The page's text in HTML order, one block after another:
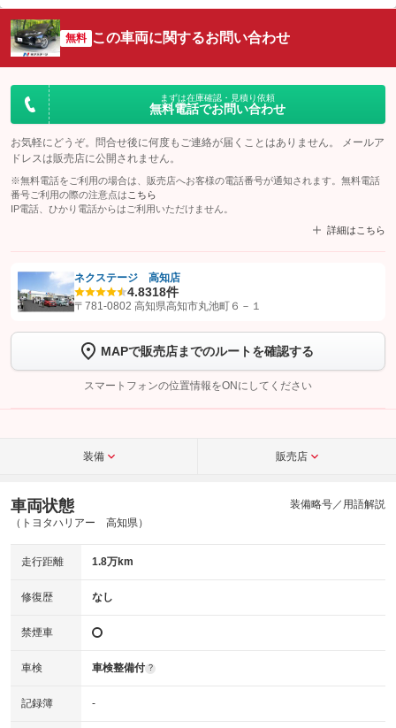
無料 この車両に関するお問い合わせ
まずは在庫確認・見積り依頼
無料電話でお問い合わせ
お気軽にどうぞ。問合せ後に何度もご連絡が届くことはありません。 メールア
ドレスは販売店に公開されません。
※無料電話をご利用の場合は、販売店へお客様の電話番号が通知されます。無料電話
番号ご利用の際の注意点は こちら
IP電話、ひかり電話からはご利用いただけません。
詳細はこちら
【STEP1】認証画面でグーネットを友だち追加してから「許可する」ボタンを押
トーク画面で
ボタンをタップして問い合わせを
完了してください。
こちら
ネクステージ 高知店
4.8318件
〒781-0802 高知県高知市丸池町６－１
MAPで販売店までのルートを確認する
スマートフォンの位置情報をONにしてください
装備 販売店
車両状態
（トヨタハリアー 高知県）
装備略号／用語解説
走行距離 1.8万km
修復歴 なし
禁煙車
車検 車検整備付 ?
記録簿 -